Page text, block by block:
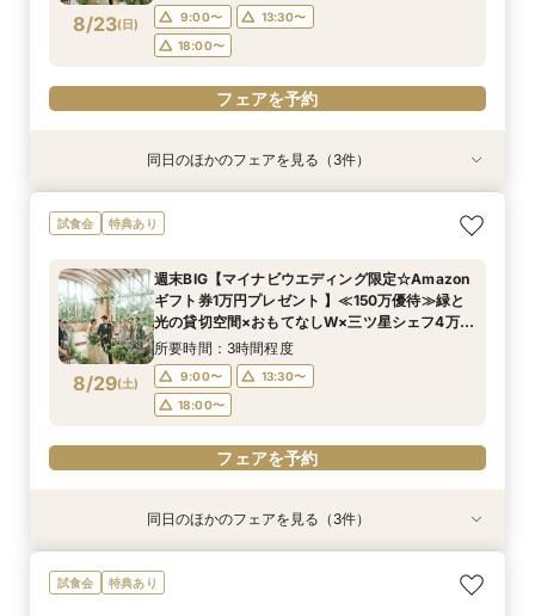
フェアを予約
フェアを予約
フェアを予約
8/23(日) 9:00〜
13:30〜
18:00〜
フェアを予約
特典あり
8/23(日)
短期間でも理想が叶う◆安心サポート×豪華特典
付フェア
9:00〜
13:30〜
18:00〜
フェアを予約
特典あり
8/23(日)
【マイナビ限定*カジュアル派に人気】1.5次会や
パーティスタイルを検討中の方へ｜貸切邸宅で叶
所要時間：3時間程度
9:00〜
13:30〜
18:00〜
フェアを予約
特典あり
8/23(日)
【ゲスト満足◎】絶品料理×オープンキッチン演
出＊豪華4万試食
9:00〜
13:30〜
18:00〜
フェアを予約
同日のほかのフェアを見る（3件）
試食会 特典あり
8/29(土)
週末BIG【マイナビウエディング限定☆Amazon
ギフト券1万円プレゼント 】≪150万優待≫緑と
光の貸切空間×おもてなしW×三ツ星シェフ4万試
食×豪華特典*上質花嫁体験
所要時間：3時間程度
9:00〜
13:30〜
18:00〜
フェアを予約
特典あり
短期間でも理想が叶う◆安心サポート×豪華特典
付フェア
特典あり
【マイナビ限定*カジュアル派に人気】1.5次会や
パーティスタイルを検討中の方へ｜貸切邸宅で叶
特典あり
【ゲスト満足◎】絶品料理×オープンキッチン演
出＊豪華4万試食
同日のほかのフェアを見る（3件）
試食会 特典あり